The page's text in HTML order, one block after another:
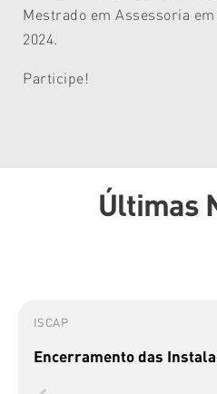
Mestrado em Assessoria
2024.
Participe!
Últimas
ISCAP
Encerramento das